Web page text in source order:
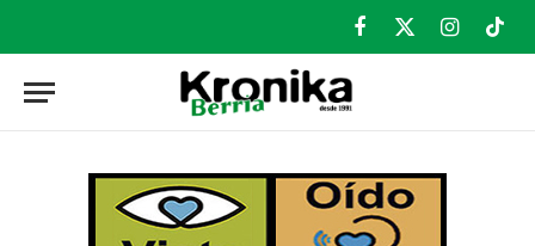
Facebook
X
Instagram